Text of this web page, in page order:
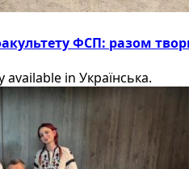
ФСП: разом
in Українська.